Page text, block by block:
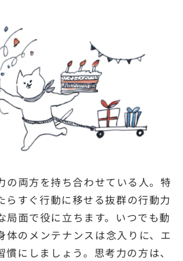
の両方を持ち合わせている人。特
らすぐ行動に移せる抜群の行動力
局面で役に立ちます。いつでも動
体のメンテナンスは念入りに、エ
慣にしましょう。思考力の方は、